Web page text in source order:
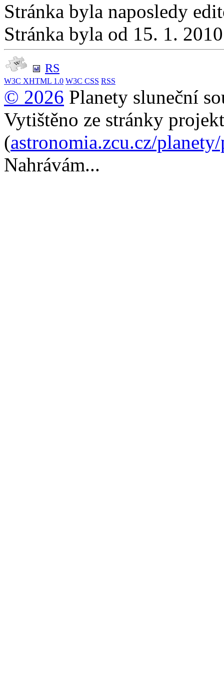
Stránka byla naposledy
Stránka byla od 15. 1.
RS
W3C XHTML 1.0 W3C CSS RSS
© 2026 Planety sluneční
Vytištěno ze stránky
(astronomia.zcu.cz/
Nahrávám...